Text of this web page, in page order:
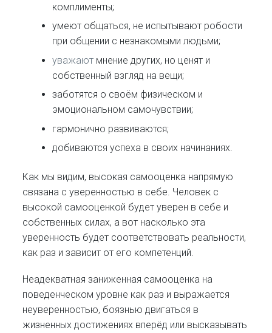
комплименты;
умеют общаться, не испытывают робости
при общении с незнакомыми людьми;
уважают мнение других, но ценят и
собственный взгляд на вещи;
заботятся о своём физическом и
эмоциональном самочувствии;
гармонично развиваются;
добиваются успеха в своих начинаниях.
Как мы видим, высокая самооценка напрямую
связана с уверенностью в себе. Человек с
высокой самооценкой будет уверен в себе и
собственных силах, а вот насколько эта
уверенность будет соответствовать реальности,
как раз и зависит от его компетенций.
Неадекватная заниженная самооценка на
поведенческом уровне как раз и выражается
неуверенностью, боязнью двигаться в
жизненных достижениях вперёд или высказывать